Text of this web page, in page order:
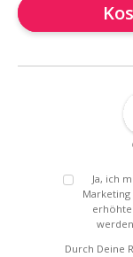
Ja, ich
Marketing
Durch Deine